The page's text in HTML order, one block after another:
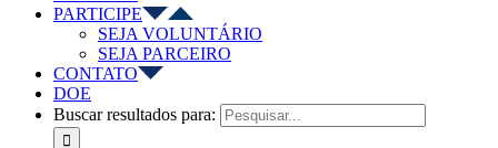
PARTICIPE
SEJA VOLUNTÁRIO
SEJA PARCEIRO
CONTATO
DOE
Buscar resultados para: